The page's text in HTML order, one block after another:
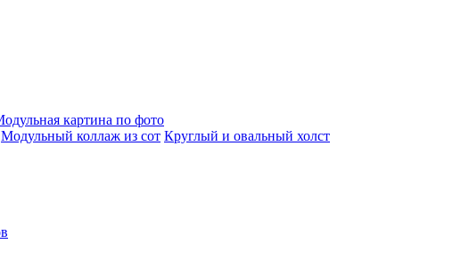
картина по фото
Модульный коллаж из сот Круглый и овальный холст